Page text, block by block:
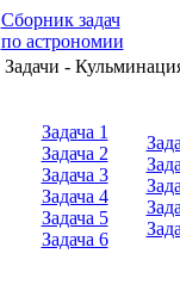
Сборник задач
по астрономии
Задачи -
Задача 1
Задача 2
Задача 3
Задача 4
Задача 5
Задача 6